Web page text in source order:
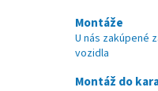
Montáže
U nás zakúpené
vozidla
Montáž do